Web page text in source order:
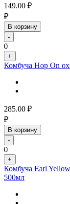
149.00 ₽
₽
В корзину
-
0
+
Комбуча Hop On
285.00 ₽
₽
В корзину
-
0
+
Комбуча Earl
500мл